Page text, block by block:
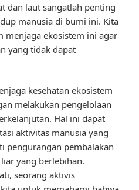
dan laut sangatlah penting
manusia di bumi ini. Kita
menjaga ekosistem ini agar
yang tidak dapat
kesehatan ekosistem
melakukan pengelolaan
Hal ini dapat
aktivitas manusia yang
pengurangan pembalakan
yang berlebihan.
seorang aktivis